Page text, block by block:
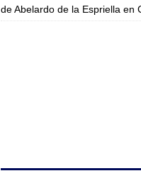
de Abelardo de la Espriella en